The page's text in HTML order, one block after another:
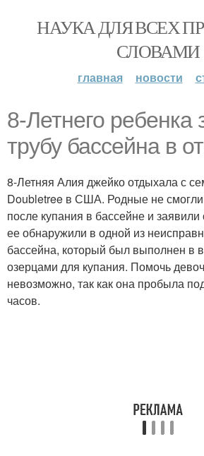
НАУКА ДЛЯ ВСЕХ
СЛОВАМИ
главная новости
8-Летнего ребенка
трубу бассейна в
8-Летняя Алия джейко отдыхала с
Doubletree в США. Родные не смогли
после купания в бассейне и
ее обнаружили в одной из
бассейна, который был выполнен в
озерцами для купания. Помочь
невозможно, так как она пробыла
часов.